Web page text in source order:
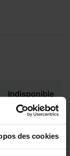
des cookies
Indisponible
à 00:00